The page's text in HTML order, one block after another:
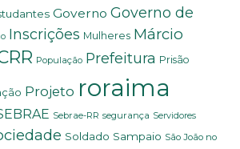
Governo Governo de
Inscrições Mulheres Márcio
População Prefeitura Prisão
Projeto roraima
Sebrae-RR segurança Servidores
Soldado Sampaio São João no